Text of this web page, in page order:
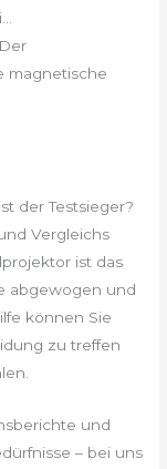
magnetische
der Testsieger?
Vergleichs
ist das
abgewogen und
können Sie
zu treffen
und
– bei uns